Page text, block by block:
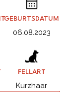
GEBURTSDATUM
06.08.2023
FELLART
Kurzhaar